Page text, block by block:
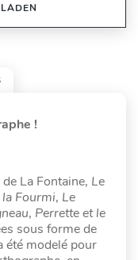
!
La Fontaine, Le
Fourmi, Le
, Perrette et le
sous forme de
été modelé pour